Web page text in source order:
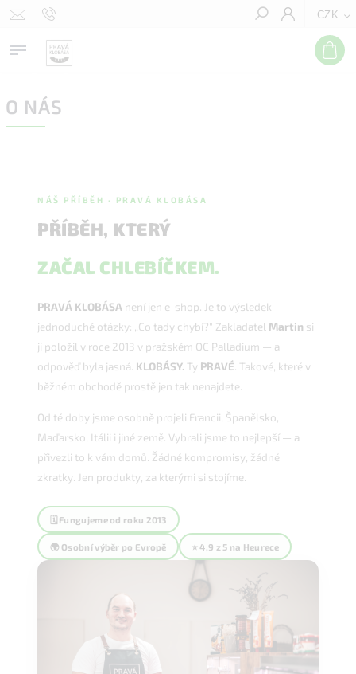
CZK
Hledat
O NÁS
NÁŠ PŘÍBĚH · PRAVÁ KLOBÁSA
PŘÍBĚH, KTERÝ
ZAČAL CHLEBÍČKEM.
PRAVÁ KLOBÁSA není jen e-shop. Je to výsledek
jednoduché otázky: „Co tady chybí?" Zakladatel Martin si
ji položil v roce 2013 v pražském OC Palladium — a
odpověď byla jasná. KLOBÁSY. Ty PRAVÉ . Takové, které v
běžném obchodě prostě jen tak nenajdete.
Od té doby jsme osobně projeli Francii, Španělsko,
Maďarsko, Itálii i jiné země. Vybrali jsme to nejlepší — a
přivezli to k vám domů. Žádné kompromisy, žádné
zkratky. Jen produkty, za kterými si stojíme.
🗓 Fungujeme od roku 2013
🌍 Osobní výběr po Evropě ⭐ 4,9 z 5 na Heurece